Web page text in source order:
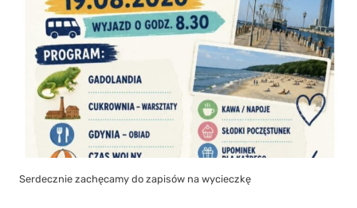
Serdecznie zachęcamy do zapisów na wycieczkę